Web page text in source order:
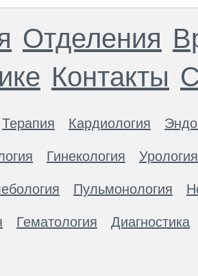
Отделения
Контакты
Терапия Кардиология
Гинекология Урология
Пульмонология
Гематология Диагностика